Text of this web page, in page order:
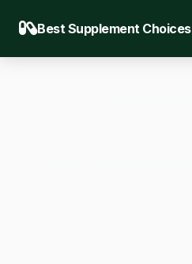
Best Supplement Choices